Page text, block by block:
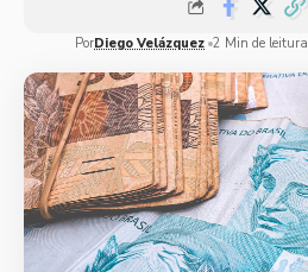
PorDiego Velázquez 2 Min de leitura